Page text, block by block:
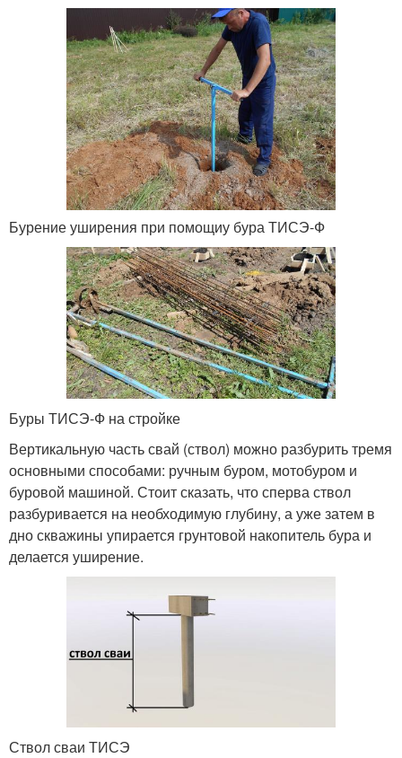
Бурение уширения при помощиу бура ТИСЭ-Ф
Буры ТИСЭ-Ф на стройке
Вертикальную часть свай (ствол) можно разбурить тремя
основными способами: ручным буром, мотобуром и
буровой машиной. Стоит сказать, что сперва ствол
разбуривается на необходимую глубину, а уже затем в
дно скважины упирается грунтовой накопитель бура и
делается уширение.
Ствол сваи ТИСЭ